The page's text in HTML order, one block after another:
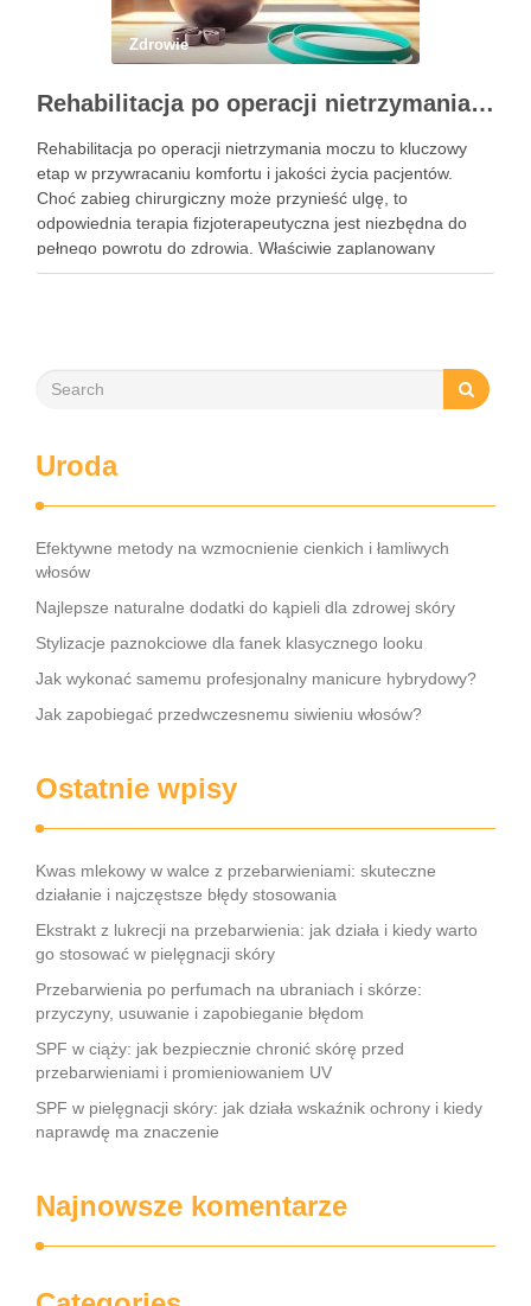
Zdrowie
Rehabilitacja po operacji nietrzymania moczu – kluczowe informacje i ćwiczenia
Rehabilitacja po operacji nietrzymania moczu to kluczowy
etap w przywracaniu komfortu i jakości życia pacjentów.
Choć zabieg chirurgiczny może przynieść ulgę, to
odpowiednia terapia fizjoterapeutyczna jest niezbędna do
pełnego powrotu do zdrowia. Właściwie zaplanowany
program rehabilitacji, obejmujący intensywne ćwiczenia oraz
Uroda
Efektywne metody na wzmocnienie cienkich i łamliwych
włosów
Najlepsze naturalne dodatki do kąpieli dla zdrowej skóry
Stylizacje paznokciowe dla fanek klasycznego looku
Jak wykonać samemu profesjonalny manicure hybrydowy?
Jak zapobiegać przedwczesnemu siwieniu włosów?
Ostatnie wpisy
Kwas mlekowy w walce z przebarwieniami: skuteczne
działanie i najczęstsze błędy stosowania
Ekstrakt z lukrecji na przebarwienia: jak działa i kiedy warto
go stosować w pielęgnacji skóry
Przebarwienia po perfumach na ubraniach i skórze:
przyczyny, usuwanie i zapobieganie błędom
SPF w ciąży: jak bezpiecznie chronić skórę przed
przebarwieniami i promieniowaniem UV
SPF w pielęgnacji skóry: jak działa wskaźnik ochrony i kiedy
naprawdę ma znaczenie
Najnowsze komentarze